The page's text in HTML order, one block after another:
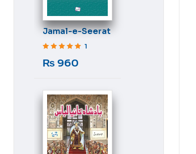
Jamal-e-Seerat
1
₨ 960